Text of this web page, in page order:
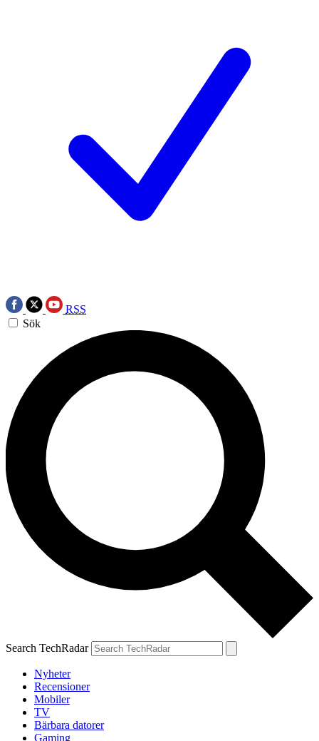
RSS
Sök
Search TechRadar
Nyheter
Recensioner
Mobiler
TV
Bärbara datorer
Gaming